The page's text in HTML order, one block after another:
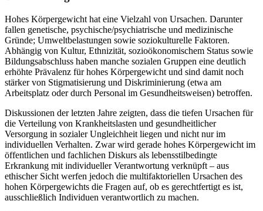
Hohes Körpergewicht hat eine Vielzahl von Ursachen. Darunter
fallen genetische, psychische/psychiatrische und medizinische
Gründe; Umweltbelastungen sowie soziokulturelle Faktoren.
Abhängig von Kultur, Ethnizität, sozioökonomischem Status sowie
Bildungsabschluss haben manche sozialen Gruppen eine deutlich
erhöhte Prävalenz für hohes Körpergewicht und sind damit noch
stärker von Stigmatisierung und Diskriminierung (etwa am
Arbeitsplatz oder durch Personal im Gesundheitsweisen) betroffen.
Diskussionen der letzten Jahre zeigten, dass die tiefen Ursachen für
die Verteilung von Krankheitslasten und gesundheitlicher
Versorgung in sozialer Ungleichheit liegen und nicht nur im
individuellen Verhalten. Zwar wird gerade hohes Körpergewicht im
öffentlichen und fachlichen Diskurs als lebensstilbedingte
Erkrankung mit individueller Verantwortung verknüpft – aus
ethischer Sicht werfen jedoch die multifaktoriellen Ursachen des
hohen Körpergewichts die Fragen auf, ob es gerechtfertigt es ist,
ausschließlich Individuen verantwortlich zu machen.